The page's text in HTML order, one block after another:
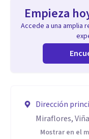
Empieza
Accede a una amplia
Dirección
Miraflores,
Mostrar en el